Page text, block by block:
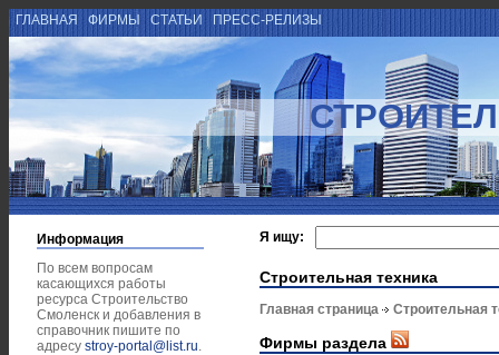
ГЛАВНАЯ ФИРМЫ СТАТЬИ ПРЕСС-РЕЛИЗЫ
Информация
По всем вопросам
касающихся работы
ресурса Строительство
Смоленск и добавления в
справочник пишите по
адресу stroy-portal@list.ru.
Я ищу:
Строительная техника
Главная страница Строительная
Фирмы раздела